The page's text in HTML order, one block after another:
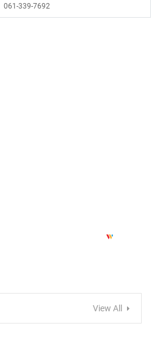
061-339-7692
View All